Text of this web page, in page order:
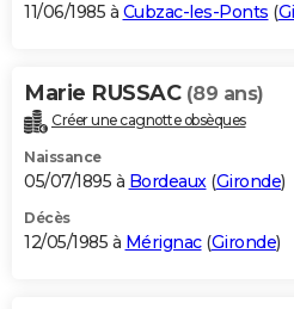
11/06/1985 à Cubzac-les-Ponts (
Marie RUSSAC (89 ans)
Créer une cagnotte obsèques
Naissance
05/07/1895 à Bordeaux(Gironde)
Décès
12/05/1985 à Mérignac(Gironde)